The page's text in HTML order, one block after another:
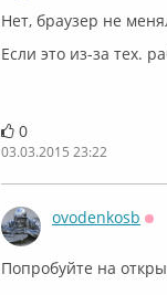
Нет, браузер не
Если это из-за тех.
0
03.03.2015 23:22
ovodenkosb
Попробуйте на